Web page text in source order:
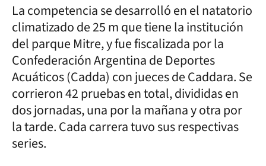
La competencia se desarrolló en el natatorio
climatizado de 25 m que tiene la institución
del parque Mitre, y fue fiscalizada por la
Confederación Argentina de Deportes
Acuáticos (Cadda) con jueces de Caddara. Se
corrieron 42 pruebas en total, divididas en
dos jornadas, una por la mañana y otra por
la tarde. Cada carrera tuvo sus respectivas
series.